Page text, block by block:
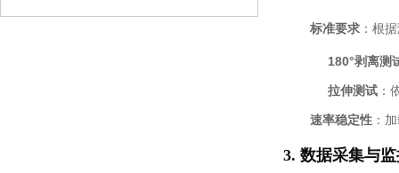
标准要求 ：根
180°剥离测
拉伸测试 ：
速率稳定性 ：
3. 数据采集与